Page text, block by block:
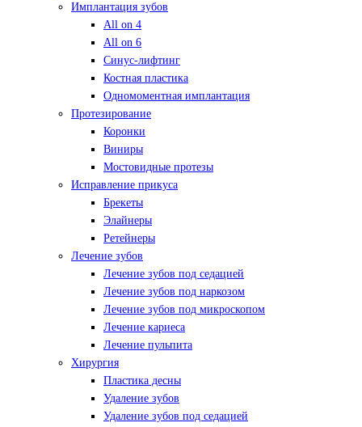
Имплантация зубов
All on 4
All on 6
Синус-лифтинг
Костная пластика
Одномоментная имплантация
Протезирование
Коронки
Виниры
Мостовидные протезы
Исправление прикуса
Брекеты
Элайнеры
Ретейнеры
Лечение зубов
Лечение зубов под седацией
Лечение зубов под наркозом
Лечение зубов под микроскопом
Лечение кариеса
Лечение пульпита
Хирургия
Пластика десны
Удаление зубов
Удаление зубов под седацией